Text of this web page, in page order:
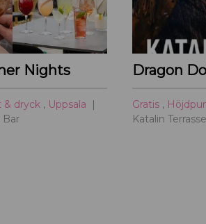
Nights
& dryck , Uppsala
Bar
Dragon
Gratis ,
Katalin